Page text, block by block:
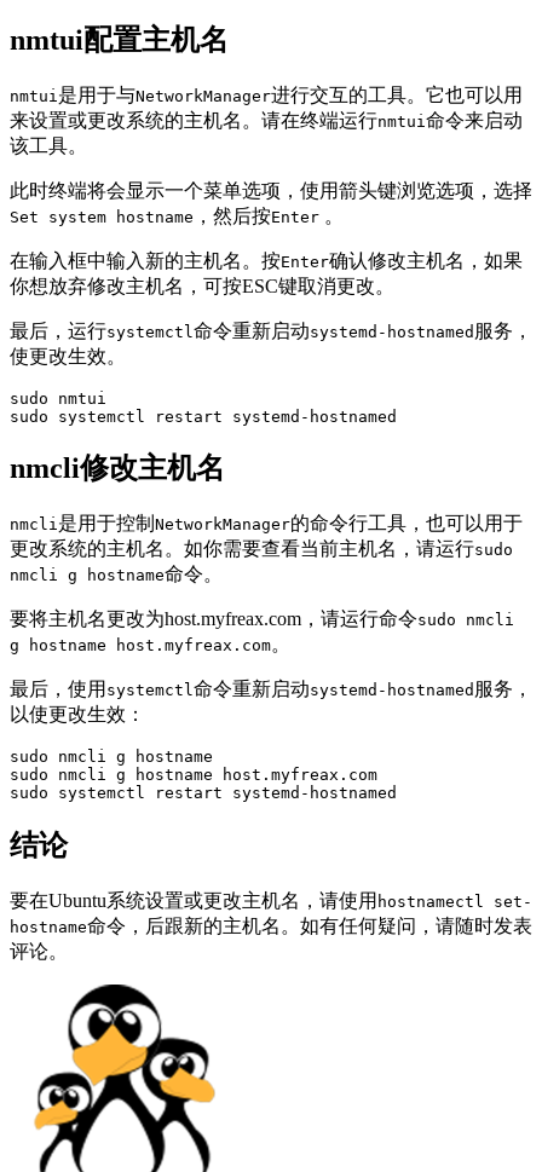
nmtui配置主机名
nmtui 是用于与NetworkManager进行交互的工具。它也可以用
来设置或更改系统的主机名。请在终端运行nmtui 命令来启动
该工具。
此时终端将会显示一个菜单选项，使用箭头键浏览选项，选择
Set system hostname ，然后按Enter 。
在输入框中输入新的主机名。按Enter确认修改主机名，如果
你想放弃修改主机名，可按ESC键取消更改。
最后，运行systemctl 命令重新启动systemd-hostnamed 服务，
使更改生效。
sudo nmtui
sudo systemctl restart systemd-hostnamed
nmcli修改主机名
nmcli是用于控制 NetworkManager的命令行工具，也可以用于
更改系统的主机名。如你需要查看当前主机名，请运行sudo
nmcli g hostname命令。
要将主机名更改为host.myfreax.com，请运行命令sudo nmcli
g hostname host.myfreax.com。
最后，使用 systemctl命令重新启动systemd-hostnamed 服务，
以使更改生效：
sudo nmcli g hostname
sudo nmcli g hostname host.myfreax.com
sudo systemctl restart systemd-hostnamed
结论
要在Ubuntu系统设置或更改主机名，请使用 hostnamectl set-
hostname命令，后跟新的主机名。如有任何疑问，请随时发表
评论。